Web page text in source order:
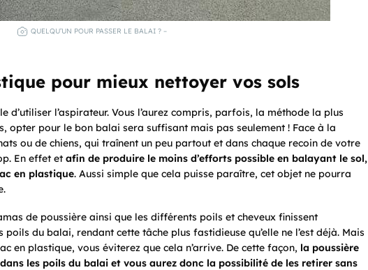
QUELQU’UN POUR PASSER LE BALAI ? –
pour mieux nettoyer vos sols
l’aspirateur. Vous l’aurez compris, parfois, la méthode la plus
opter pour le bon balai sera suffisant mais pas seulement ! Face à la
ou de chiens, qui traînent un peu partout et dans chaque recoin de votre
En effet et afin de produire le moins d’efforts possible en balayant le sol,
en plastique. Aussi simple que cela puisse paraître, cet objet ne pourra
de poussière ainsi que les différents poils et cheveux finissent
du balai, rendant cette tâche plus fastidieuse qu’elle ne l’est déjà. Mais
en plastique, vous éviterez que cela n’arrive. De cette façon, la poussière
les poils du balai et vous aurez donc la possibilité de les retirer sans